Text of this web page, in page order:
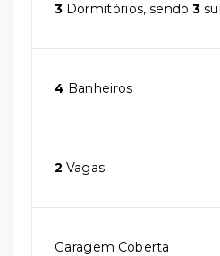
3 Dormitórios, sendo3
4 Banheiros
2 Vagas
Garagem Coberta